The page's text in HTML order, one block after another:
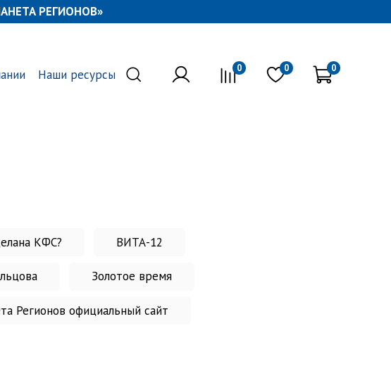
РЕГИОНОВ»
Наши ресурсы 0 0 0
КФС? ВИТА-12
Золотое время
Регионов официальный сайт